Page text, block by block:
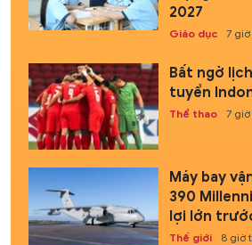
2027
Giáo dục 7
Bất ngờ
tuyển
Thể thao 7
Máy bay
390
lợi lớn
Thế giới 8 giờ